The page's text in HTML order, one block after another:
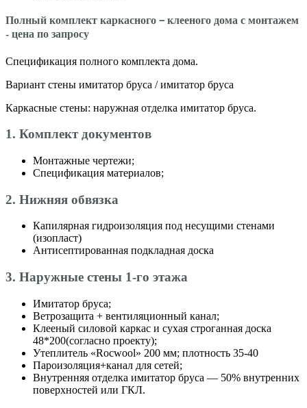
Полный комплект каркасного－клееного дома с монтажем
- цена по запросу
Спецификация полного комплекта дома.
Вариант стены имитатор бруса / имитатор бруса
Каркасные стены: наружная отделка имитатор бруса.
1. Комплект документов
Монтажные чертежи;
Спецификация материалов;
2. Нижняя обвязка
Капилярная гидроизоляция под несущими стенами
(изопласт)
Антисептированная подкладная доска
3. Наружные стены 1-го этажа
Имитатор бруса;
Ветрозащита + вентиляционный канал;
Клееный силовой каркас и сухая строганная доска
48*200(согласно проекту);
Утеплитель «Roсwool» 200 мм; плотность 35-40
Пароизоляция+канал для сетей;
Внутренняя отделка имитатор бруса — 50% внутренних
поверхностей или ГКЛ.